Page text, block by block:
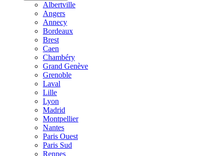
Albertville
Angers
Annecy
Bordeaux
Brest
Caen
Chambéry
Grand Genève
Grenoble
Laval
Lille
Lyon
Madrid
Montpellier
Nantes
Paris Ouest
Paris Sud
Rennes